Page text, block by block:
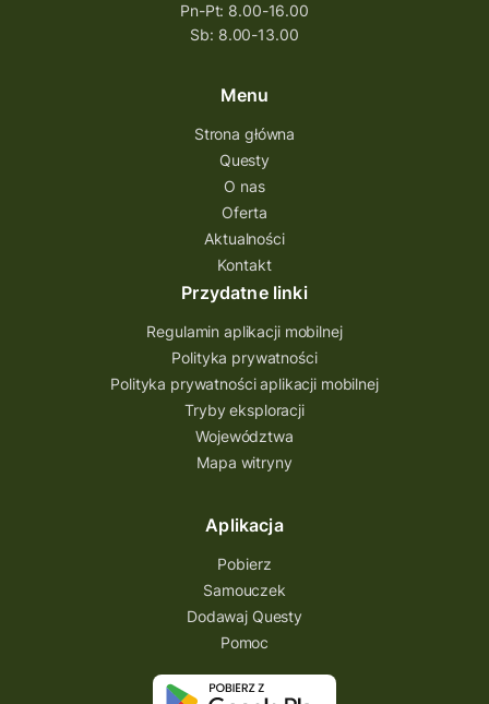
questing wielkopolska
Questing Przecławski
Questing Łódzkie
questing gry terenowe
Quest Świętokrzyskie
quest na szlaku Przygody
Quest Bolestraszyce
Quest Arboretum
Przecław Quest
projekt
Pogórze Dynowskie
Partnerstwo Questingu
Park Etnograficzny w Tokarni
Park Etnograficzny
natura
mazowieckie
Hutniczy Ostrowiec
gry terenowe
gry edukacyjne
Pn-Pt: 8.00-16.00
Sb: 8.00-13.00
Menu
Strona główna
Questy
O nas
Oferta
Aktualności
Kontakt
Przydatne linki
Regulamin aplikacji mobilnej
Polityka prywatności
Polityka prywatności aplikacji mobilnej
Tryby eksploracji
Województwa
Mapa witryny
Aplikacja
Pobierz
Samouczek
Dodawaj Questy
Pomoc